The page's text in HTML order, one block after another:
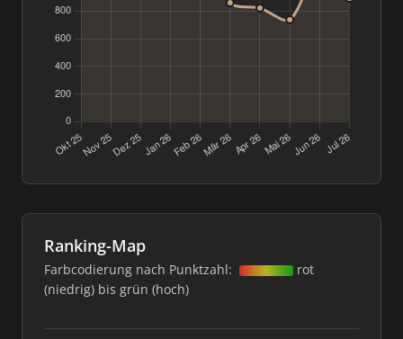
Ranking-Map
Farbcodierung nach Punktzahl:
rot
(niedrig) bis grün (hoch)